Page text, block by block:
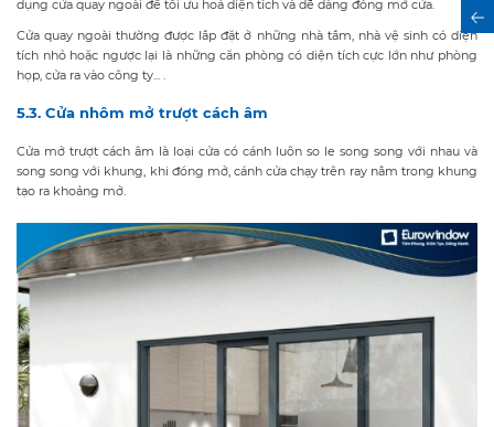
dụng cửa quay ngoài để tối ưu hoá diện tích và dễ dàng đóng mở cửa.
Cửa quay ngoài thường được lắp đặt ở những nhà tắm, nhà vệ sinh có diện
tích nhỏ hoặc ngược lại là những căn phòng có diện tích cực lớn như phòng
họp, cửa ra vào công ty... .
5.3. Cửa nhôm mở trượt cách âm
Cửa mở trượt cách âm là loại cửa có cánh luôn so le song song với nhau và
song song với khung, khi đóng mở, cánh cửa chạy trên ray nằm trong khung
tạo ra khoảng mở.